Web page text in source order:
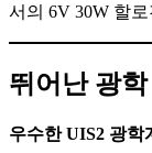
서의 6V 30W 할
뛰어난 광학
우수한 UIS2 광학